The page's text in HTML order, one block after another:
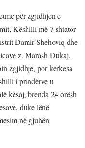
për zgjidhjen e
Këshilli më 7 shtator
Damir Shehoviq dhe
z. Marash Dukaj,
zgjidhje, por kerkesa
i prindërve u
kësaj, brenda 24 orësh
duke lënë
në gjuhën